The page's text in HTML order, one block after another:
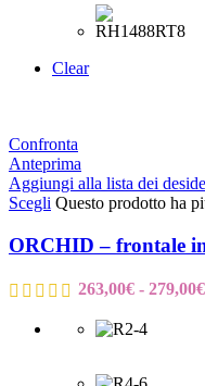
Clear
Confronta
Anteprima
Aggiungi alla lista dei
Scegli Questo prodotto ha
ORCHID – frontale
263,00€ - 279,00€